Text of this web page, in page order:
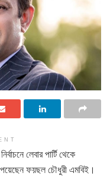
লেবার পার্টি থেকে
পেয়েছেন ফয়ছল চৌধুরী এমবিই।